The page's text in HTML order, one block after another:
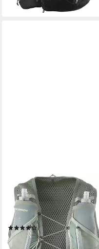
lieferbar - in 1-2 Werktagen bei dir
SALOMON
Trinkrucksack ACTIVE SKIN
12, Rucksack / Laufweste Inkl.
Soft Flask
(7)
ab 104,99 € UVP130,00 €